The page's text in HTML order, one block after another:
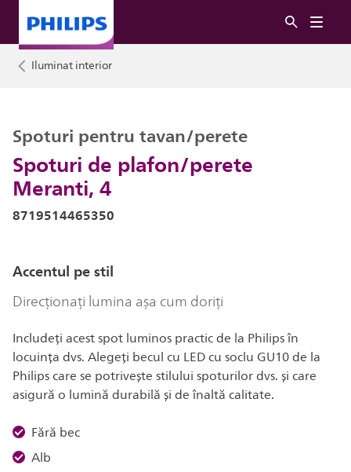
Iluminat interior
Spoturi de plafon/perete
Meranti, 4
Spoturi pentru tavan/perete
8719514465350
Accentul pe stil
Direcționați lumina așa cum doriți
Includeți acest spot luminos practic de la Philips în
locuința dvs. Alegeți becul cu LED cu soclu GU10 de la
Philips care se potrivește stilului spoturilor dvs. și care
asigură o lumină durabilă și de înaltă calitate.
Fără bec
Alb